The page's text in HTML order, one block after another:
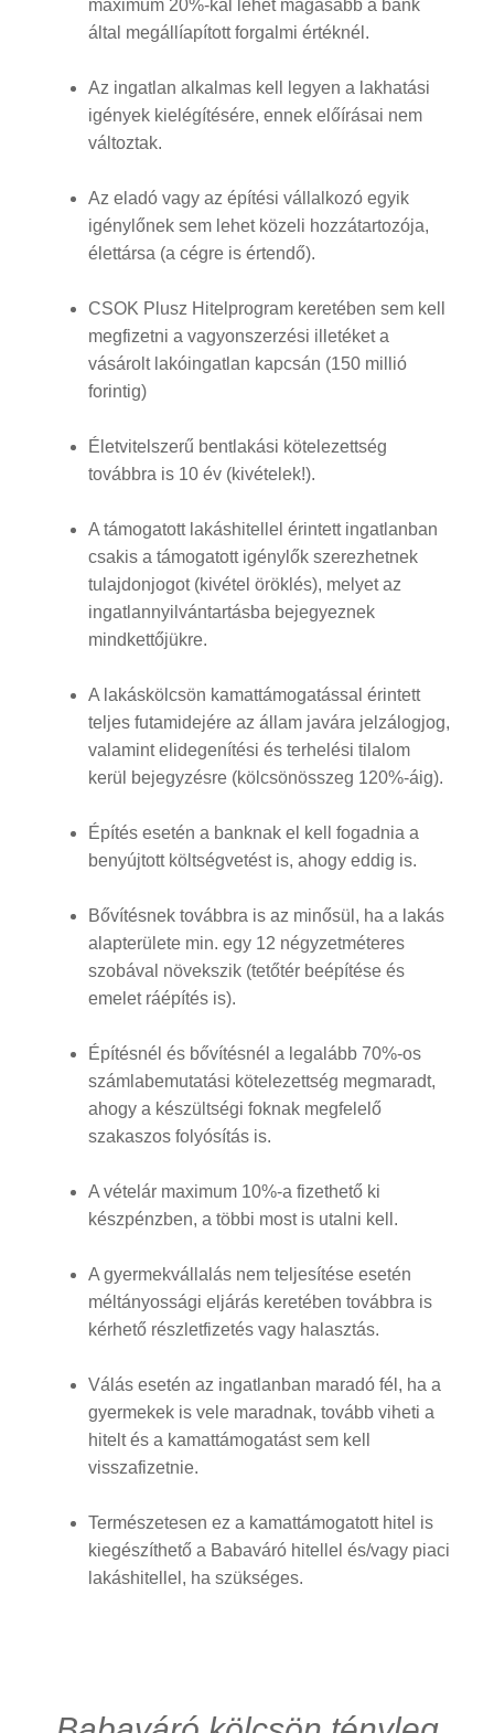
maximum 20%-kal lehet magasabb a bank
által megállíapított forgalmi értéknél.
Az ingatlan alkalmas kell legyen a lakhatási
igények kielégítésére, ennek előírásai nem
változtak.
Az eladó vagy az építési vállalkozó egyik
igénylőnek sem lehet közeli hozzátartozója,
élettársa (a cégre is értendő).
CSOK Plusz Hitelprogram keretében sem kell
megfizetni a vagyonszerzési illetéket a
vásárolt lakóingatlan kapcsán (150 millió
forintig)
Életvitelszerű bentlakási kötelezettség
továbbra is 10 év (kivételek!).
A támogatott lakáshitellel érintett ingatlanban
csakis a támogatott igénylők szerezhetnek
tulajdonjogot (kivétel öröklés), melyet az
ingatlannyilvántartásba bejegyeznek
mindkettőjükre.
A lakáskölcsön kamattámogatással érintett
teljes futamidejére az állam javára jelzálogjog,
valamint elidegenítési és terhelési tilalom
kerül bejegyzésre (kölcsönösszeg 120%-áig).
Építés esetén a banknak el kell fogadnia a
benyújtott költségvetést is, ahogy eddig is.
Bővítésnek továbbra is az minősül, ha a lakás
alapterülete min. egy 12 négyzetméteres
szobával növekszik (tetőtér beépítése és
emelet ráépítés is).
Építésnél és bővítésnél a legalább 70%-os
számlabemutatási kötelezettség megmaradt,
ahogy a készültségi foknak megfelelő
szakaszos folyósítás is.
A vételár maximum 10%-a fizethető ki
készpénzben, a többi most is utalni kell.
A gyermekvállalás nem teljesítése esetén
méltányossági eljárás keretében továbbra is
kérhető részletfizetés vagy halasztás.
Válás esetén az ingatlanban maradó fél, ha a
gyermekek is vele maradnak, tovább viheti a
hitelt és a kamattámogatást sem kell
visszafizetnie.
Természetesen ez a kamattámogatott hitel is
kiegészíthető a Babaváró hitellel és/vagy piaci
lakáshitellel, ha szükséges.